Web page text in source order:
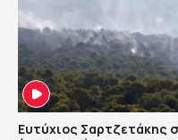
Ευτύχιος Σαρτζετάκης